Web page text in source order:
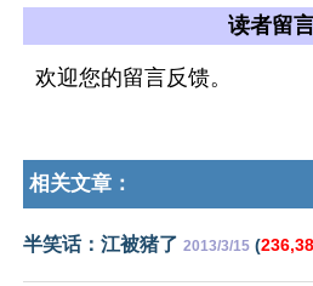
读者留
欢迎您的留言反馈。
相关文章：
半笑话：江被猪了 2013/3/15 (